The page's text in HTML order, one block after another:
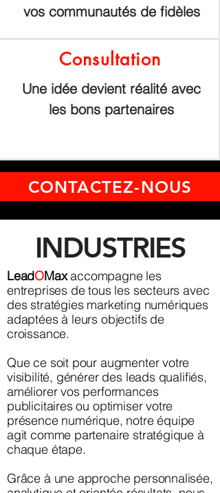
vos communautés de fidèles
Consultation
Une idée devient réalité avec
les bons partenaires
CONTACTEZ-NOUS
INDUSTRIES
LeadOMaxaccompagne les
entreprises de tous les secteurs avec
des stratégies marketing numériques
adaptées à leurs objectifs de
croissance.
Que ce soit pour augmenter votre
visibilité, générer des leads qualifiés,
améliorer vos performances
publicitaires ou optimiser votre
présence numérique, notre équipe
agit comme partenaire stratégique à
chaque étape.
Grâce à une approche personnalisée,